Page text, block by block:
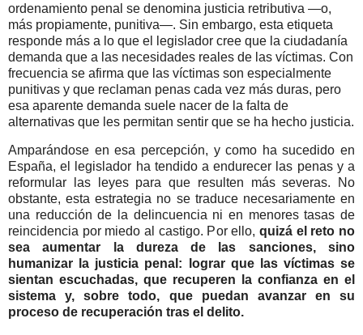
ordenamiento penal se denomina justicia retributiva —o,
más propiamente, punitiva—. Sin embargo, esta etiqueta
responde más a lo que el legislador cree que la ciudadanía
demanda que a las necesidades reales de las víctimas. Con
frecuencia se afirma que las víctimas son especialmente
punitivas y que reclaman penas cada vez más duras, pero
esa aparente demanda suele nacer de la falta de
alternativas que les permitan sentir que se ha hecho justicia.
Amparándose en esa percepción, y como ha sucedido en
España, el legislador ha tendido a endurecer las penas y a
reformular las leyes para que resulten más severas. No
obstante, esta estrategia no se traduce necesariamente en
una reducción de la delincuencia ni en menores tasas de
reincidencia por miedo al castigo. Por ello, quizá el reto no
sea aumentar la dureza de las sanciones, sino
humanizar la justicia penal: lograr que las víctimas se
sientan escuchadas, que recuperen la confianza en el
sistema y, sobre todo, que puedan avanzar en su
proceso de recuperación tras el delito.